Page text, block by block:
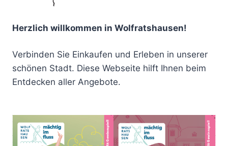
Herzlich willkommen in Wolfratshausen!
Verbinden Sie Einkaufen und Erleben in unserer
schönen Stadt. Diese Webseite hilft Ihnen beim
Entdecken aller Angebote.